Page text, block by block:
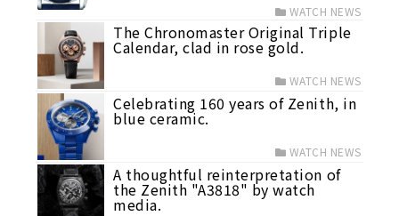
WATCH NEWS
The Chronomaster Original Triple
Calendar, clad in rose gold.
WATCH NEWS
Celebrating 160 years of Zenith, in
blue ceramic.
WATCH NEWS
A thoughtful reinterpretation of
the Zenith "A3818" by watch
media.